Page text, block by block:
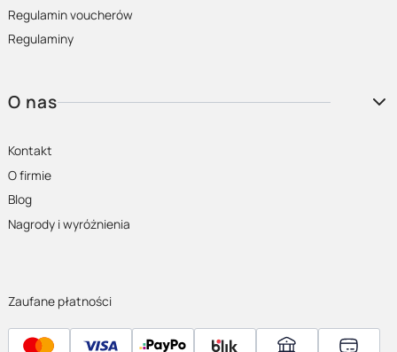
Regulamin voucherów
Regulaminy
O nas
Kontakt
O firmie
Blog
Nagrody i wyróżnienia
Zaufane płatności